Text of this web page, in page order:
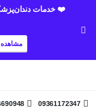
❤️ خدمات
09361172347